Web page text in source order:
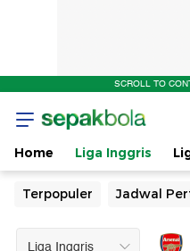
SCROLL TO
Home Liga Inggris
Terpopuler Jadwal